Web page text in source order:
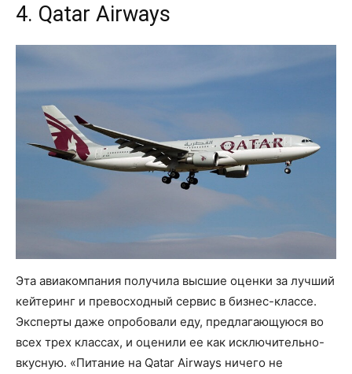
4. Qatar Airways
Эта авиакомпания получила высшие оценки за лучший
кейтеринг и превосходный сервис в бизнес-классе.
Эксперты даже опробовали еду, предлагающуюся во
всех трех классах, и оценили ее как исключительно-
вкусную. «Питание на Qatar Airways ничего не